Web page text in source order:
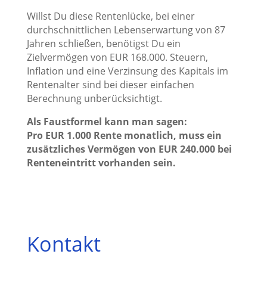
Willst Du diese Rentenlücke, bei einer
durchschnittlichen Lebenserwartung von 87
Jahren schließen, benötigst Du ein
Zielvermögen von EUR 168.000. Steuern,
Inflation und eine Verzinsung des Kapitals im
Rentenalter sind bei dieser einfachen
Berechnung unberücksichtigt.
Als Faustformel kann man sagen:
Pro EUR 1.000 Rente monatlich, muss ein
zusätzliches Vermögen von EUR 240.000 bei
Renteneintritt vorhanden sein.
Kontakt